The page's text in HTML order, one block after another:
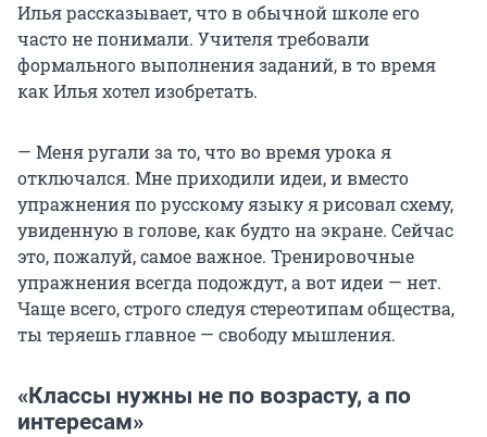
Илья рассказывает, что в обычной школе его
часто не понимали. Учителя требовали
формального выполнения заданий, в то время
как Илья хотел изобретать.
— Меня ругали за то, что во время урока я
отключался. Мне приходили идеи, и вместо
упражнения по русскому языку я рисовал схему,
увиденную в голове, как будто на экране. Сейчас
это, пожалуй, самое важное. Тренировочные
упражнения всегда подождут, а вот идеи — нет.
Чаще всего, строго следуя стереотипам общества,
ты теряешь главное — свободу мышления.
«Классы нужны не по возрасту, а по
интересам»